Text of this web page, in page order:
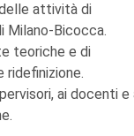
attività di
Milano-Bicocca.
teoriche e di
ridefinizione.
ai docenti e